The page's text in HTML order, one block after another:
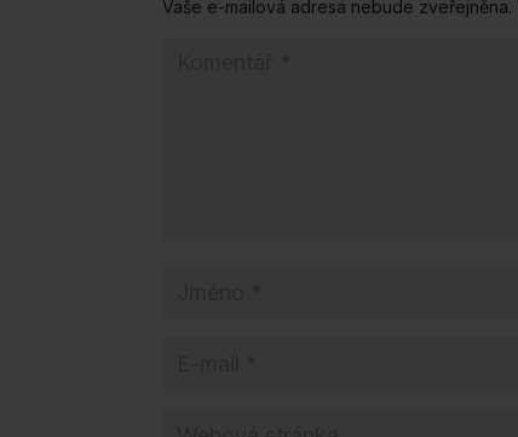
Vaše e-mailová adresa nebude zveřejněna.